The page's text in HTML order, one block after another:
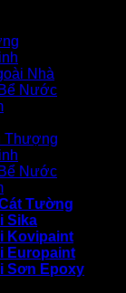
Nhà
Nước
Thượng
Nước
Tường
Sika
Kovipaint
Europaint
Sơn Epoxy